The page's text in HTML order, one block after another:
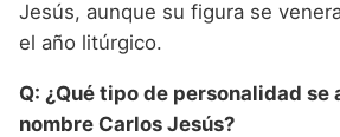
Jesús, aunque su figura se
el año litúrgico.
Q: ¿Qué tipo de personalidad se
nombre Carlos Jesús?